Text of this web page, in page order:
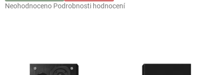
Průměrné
hvězdiček.
Neohodnoceno Podrobnosti hodnocení